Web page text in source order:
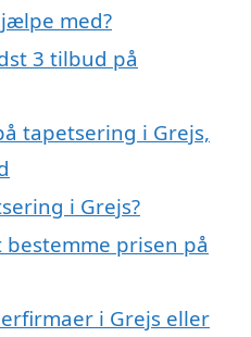
med?
3 tilbud på
tapetsering i Grejs,
i Grejs?
prisen på
i Grejs eller